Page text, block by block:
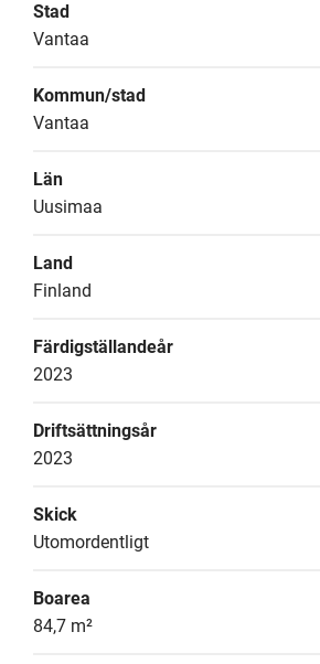
Stad
Vantaa
Kommun/stad
Vantaa
Län
Uusimaa
Land
Finland
Färdigställandeår
2023
Driftsättningsår
2023
Skick
Utomordentligt
Boarea
84,7 m²